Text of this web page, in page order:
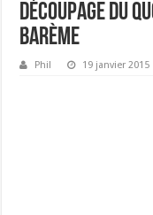
Découpage du
barème
Phil 19 janvier 2015